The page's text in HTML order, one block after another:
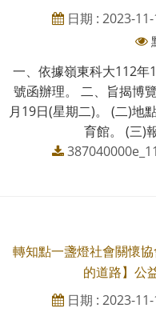
日期 : 2023-
一、依據嶺東科大112
號函辦理。 二、旨揭博
月19日(星期二)。 (二)地
育館。 (三)
轉知點一盞燈社會關懷
的道路】公
日期 : 2023-